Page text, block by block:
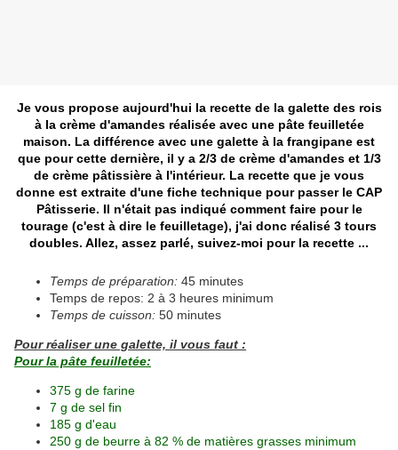
Je vous propose aujourd'hui la recette de la galette des rois
à la crème d'amandes réalisée avec une pâte feuilletée
maison. La différence avec une galette à la frangipane est
que pour cette dernière, il y a 2/3 de crème d'amandes et 1/3
de crème pâtissière à l'intérieur. La recette que je vous
donne est extraite d'une fiche technique pour passer le CAP
Pâtisserie. Il n'était pas indiqué comment faire pour le
tourage (c'est à dire le feuilletage), j'ai donc réalisé 3 tours
doubles. Allez, assez parlé, suivez-moi pour la recette ...
Temps de préparation: 45 minutes
Temps de repos: 2 à 3 heures minimum
Temps de cuisson: 50 minutes
Pour réaliser une galette, il vous faut :
Pour la pâte feuilletée:
375 g de farine
7 g de sel fin
185 g d'eau
250 g de beurre à 82 % de matières grasses minimum